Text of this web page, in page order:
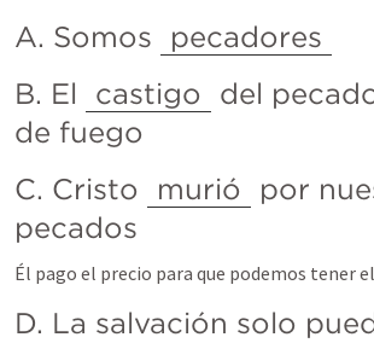
A. Somos
pecadores
B. El
castigo del
de fuego
C. Cristo
murió
por
pecados
Él pago el precio para que podemos tener
D. La salvación solo